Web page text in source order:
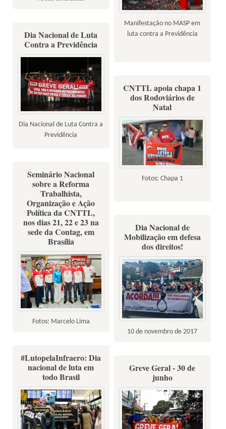
Manifestação no MASP em
luta contra a Previdência
Dia Nacional de Luta
Contra a Previdência
Dia Nacional de Luta Contra a
Previdência
CNTTL apoia chapa 1
dos Rodoviários de
Natal
Fotos: Chapa 1
Seminário Nacional
sobre a Reforma
Trabalhista,
Organização e Ação
Política da CNTTL,
nos dias 21, 22 e 23 na
sede da Contag, em
Brasília
Fotos: Marcelo Lima
Dia Nacional de
Mobilização em defesa
dos direitos!
10 de novembro de 2017
#LutopelaInfraero: Dia
nacional de luta em
todo Brasil
Greve Geral - 30 de
junho